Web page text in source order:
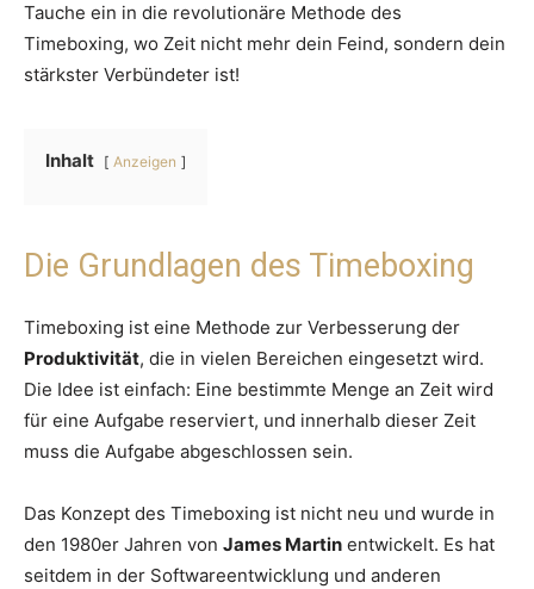
Tauche ein in die revolutionäre Methode des
Timeboxing, wo Zeit nicht mehr dein Feind, sondern dein
stärkster Verbündeter ist!
Inhalt Anzeigen
Die Grundlagen des Timeboxing
Timeboxing ist eine Methode zur Verbesserung der
Produktivität, die in vielen Bereichen eingesetzt wird.
Die Idee ist einfach: Eine bestimmte Menge an Zeit wird
für eine Aufgabe reserviert, und innerhalb dieser Zeit
muss die Aufgabe abgeschlossen sein.
Das Konzept des Timeboxing ist nicht neu und wurde in
den 1980er Jahren von James Martin entwickelt. Es hat
seitdem in der Softwareentwicklung und anderen